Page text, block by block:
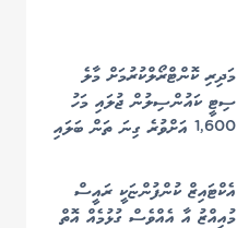
މަދިރި ކޮންޓްރޯލްކުރުމަށް މާލެ
ސިޓީ ކައުންސިލުން ޖުލައި މަހު
1,600 އަށްވުރެ ގިނަ ތަން ބަލައި
އެކްޓައިޒް ކުންފުންޏަކީ ރައީސް
މުއިއްޒު އާ އެއްވެސް ގުޅުމެއް އޮތް